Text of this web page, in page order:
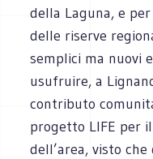
della Laguna, e
delle riserve
semplici ma nuovi
usufruire, a
contributo
progetto LIFE per
dell’area, visto